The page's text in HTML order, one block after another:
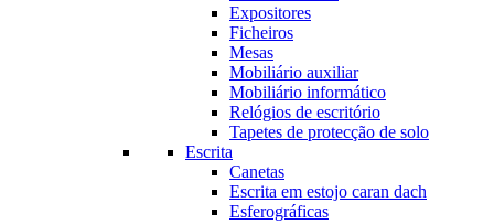
Expositores
Ficheiros
Mesas
Mobiliário auxiliar
Mobiliário informático
Relógios de escritório
Tapetes de protecção de solo
Escrita
Canetas
Escrita em estojo caran dach
Esferográficas